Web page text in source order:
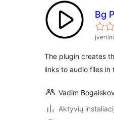
Bg
The plugin creates
links to audio files in
Vadim
Aktyvių